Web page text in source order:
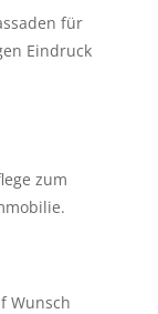
für
Eindruck
zum
Wunsch